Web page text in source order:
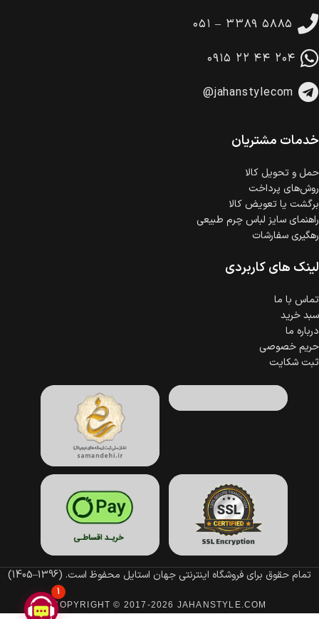
۰۵۱ – ۳۳۸۹ ۵۸۸۵
۰۹۱۵ ۲۲ ۴۴ ۲۰۴
@jahanstylecom
خدمات مشتریان
حمل‌ و تحویل کالا
روش‌های پرداخت
برگشت یا تعویض کالا
راهنمای سایز لباس چرم طبیعی
رهگیری سفارشات
لینک های کاربردی
تماس با ما
سبد خرید
درباره ما
حریم خصوصی
ثبت شکایت
تمام حقوق برای فروشگاه اینترنتی جهان استایل محفوظ است. (1396–1405)
COPYRIGHT © 2017-2026 JAHANSTYLE.COM
1